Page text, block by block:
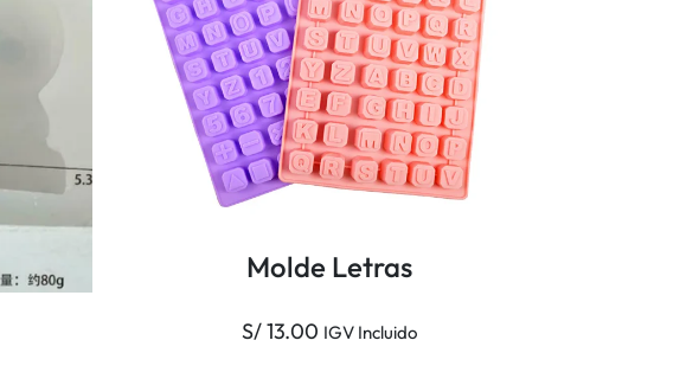
Molde Letras
S/13.00 IGV Incluido